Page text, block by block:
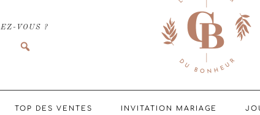
VOUS ?
TOP DES VENTES INVITATION MARIAGE